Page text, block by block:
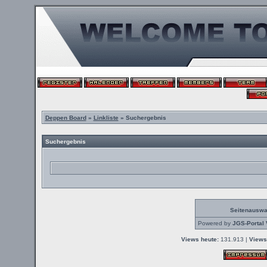
Deppen Board» Linkliste » Suchergebnis
Suchergebnis
Powered by JGS-Portal
Views heute: 131.913 |